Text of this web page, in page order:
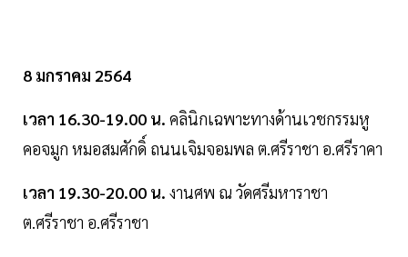
8 มกราคม 2564
เวลา 16.30-19.00 น. คลินิกเฉพาะทางด้านเวชกรรมหู
คอจมูก หมอสมศักดิ์ ถนนเจิมจอมพล ต.ศรีราชา อ.ศรีราคา
เวลา 19.30-20.00 น. งานศพ ณ วัดศรีมหาราชา
ต.ศรีราชา อ.ศรีราชา